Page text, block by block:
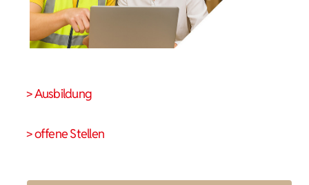
> Ausbildung
> offene Stellen